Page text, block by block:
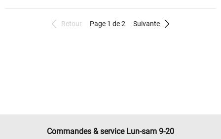
Retour Page 1 de 2 Suivante
Commandes & service Lun-sam 9-20